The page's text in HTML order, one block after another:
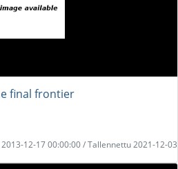
final frontier
2013-12-17 00:00:00 / Tallennettu 2021-12-03